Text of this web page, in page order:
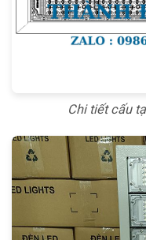
Chi tiết cấu